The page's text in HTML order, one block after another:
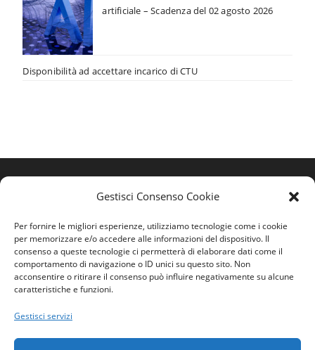
Gestisci Consenso Cookie
Per fornire le migliori esperienze, utilizziamo tecnologie come i cookie
per memorizzare e/o accedere alle informazioni del dispositivo. Il
consenso a queste tecnologie ci permetterà di elaborare dati come il
comportamento di navigazione o ID unici su questo sito. Non
acconsentire o ritirare il consenso può influire negativamente su alcune
caratteristiche e funzioni.
Gestisci servizi
artificiale – Scadenza del 02 agosto 2026
Disponibilità ad accettare incarico di CTU
Home
Ordine